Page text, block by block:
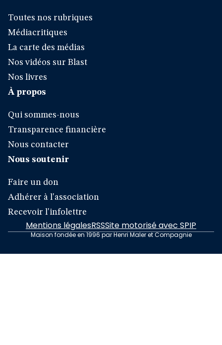
Toutes nos rubriques
Médiacritiques
La carte des médias
Nos vidéos sur Blast
Nos livres
À propos
Qui sommes-nous
Transparence financière
Nous contacter
Nous soutenir
Faire un don
Adhérer à l'association
Recevoir l'infolettre
Mentions légalesRSSSite motorisé avec SPIP
Maison fondée en 1996 par Henri Maler et Compagnie